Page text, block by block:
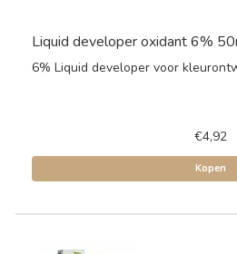
Liquid developer oxidant 6%
6% Liquid developer voor
€4,92
Kopen